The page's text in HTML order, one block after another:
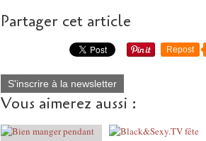
Partager cet article
Repost
S'inscrire à la newsletter
Vous aimerez aussi :